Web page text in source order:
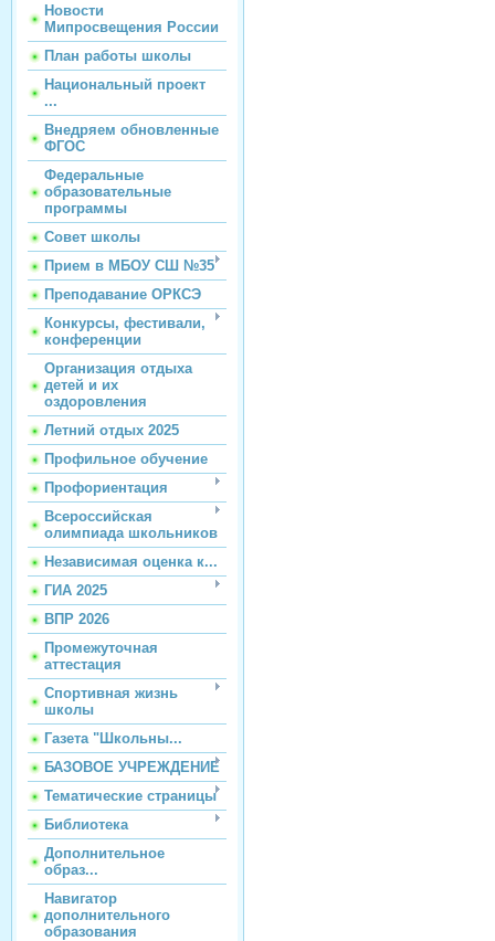
Новости
Мипросвещения России
План работы школы
Национальный проект
...
Внедряем обновленные
ФГОС
Федеральные
образовательные
программы
Совет школы
Прием в МБОУ СШ №35
Преподавание ОРКСЭ
Конкурсы, фестивали,
конференции
Организация отдыха
детей и их
оздоровления
Летний отдых 2025
Профильное обучение
Профориентация
Всероссийская
олимпиада школьников
Независимая оценка к...
ГИА 2025
ВПР 2026
Промежуточная
аттестация
Спортивная жизнь
школы
Газета "Школьны...
БАЗОВОЕ УЧРЕЖДЕНИЕ
Тематические страницы
Библиотека
Дополнительное
образ...
Навигатор
дополнительного
образования